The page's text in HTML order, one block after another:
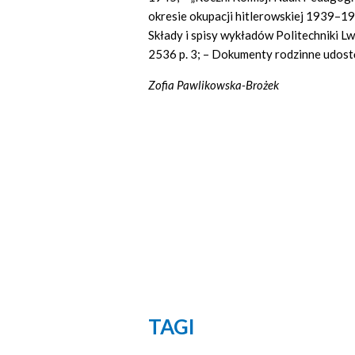
okresie okupacji hitlerowskiej
Składy i spisy wykładów Politechniki
2536 p. 3; – Dokumenty rodzinne
Zofia Pawlikowska-Brożek
TAGI